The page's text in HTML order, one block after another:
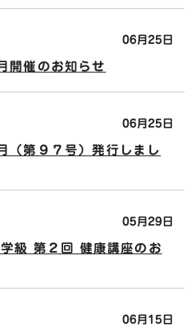
06月25日
開催のお知らせ
06月25日
（第９７号）発行しまし
05月29日
級 第２回 健康講座のお
06月15日